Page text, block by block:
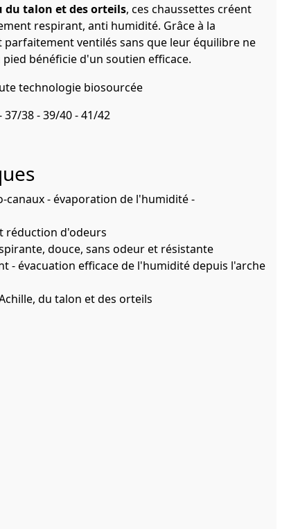
talon et des orteils, ces chaussettes créent
respirant, anti humidité. Grâce à la
ventilés sans que leur équilibre ne
bénéficie d'un soutien efficace.
37/38 - 39/40 - 41/42
canaux - évaporation de l'humidité -
réduction d'odeurs
douce, sans odeur et résistante
- évacuation efficace de l'humidité depuis l'arche
du talon et des orteils